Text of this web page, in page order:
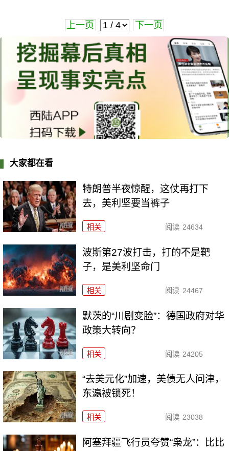
上一页 下一页
大家都在看
特朗普半夜惊醒，这仗再打下
去，美利坚要当裤子
相关 阅读 24634
波斯第27波打击，打的不是靶
子，是美利坚命门
相关 阅读 24467
默茨的“川剧变脸”：德国政府对华
政策大转向？
相关 阅读 24205
“去美元化”加速，美债无人问津，
东瀛被锁死！
相关 阅读 23038
阿塞拜疆飞行员夸赞“枭龙”：比比